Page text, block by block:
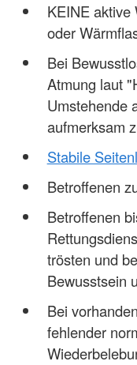
KEINE aktive
oder
Bei
Atmung laut
Umstehende
aufmerksam
Stabile
Betroffenen
Betroffenen
trösten und
Bewusstsein
Bei
fehlender